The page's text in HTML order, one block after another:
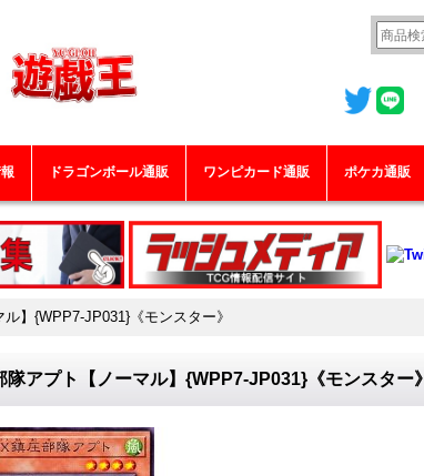
ドラゴンボール通販 ワンピカード通販 ポケカ通販
】{WPP7-JP031}《モンスター》
隊アプト【ノーマル】{WPP7-JP031}《モンスター》